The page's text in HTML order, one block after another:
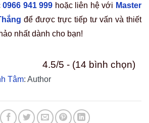
0966 941 999 hoặc liên hệ với Master
để được trực tiếp tư vấn và thiết
nhất dành cho bạn!
4.5/5 - (14 bình chọn)
Tâm: Author